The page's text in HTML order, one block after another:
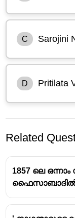
C Sarojini
D Pritilata
ഇന്ത്യൻ
Related
1857 ലെ
ഫൈസാബാദിൽ